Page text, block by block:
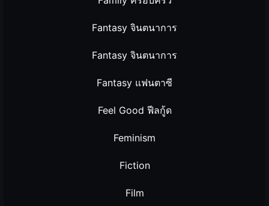
Fantasy จินตนาการ
Fantasy จินตนาการ
Fantasy แฟนตาซี
Feel Good ฟีลกู้ด
Feminism
Fiction
Film